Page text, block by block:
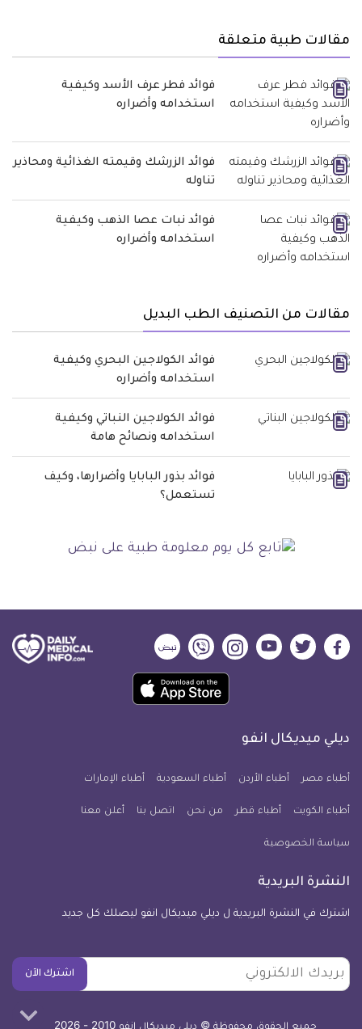
مقالات طبية متعلقة
فوائد فطر عرف الأسد وكيفية
استخدامه وأضراره
فوائد الزرشك وقيمته الغذائية ومحاذير
تناوله
فوائد نبات عصا الذهب وكيفية
استخدامه وأضراره
مقالات من التصنيف الطب البديل
فوائد الكولاجين البحري وكيفية
استخدامه وأضراره
فوائد الكولاجين النباتي وكيفية
استخدامه ونصائح هامة
فوائد بذور البابايا وأضرارها، وكيف
تستعمل؟
ديلي
فيسبوك
ديلي
تويتر
ديلي
ميديكال
يوتيوب
ديلي
ميديكال
انفو
ديلي
ميديكال
انفو
ديلي
ميديكال
انفو
حمل
تطبيق
معلومة
للآيفون
ديلي ميديكال انفو
أطباء مصر أطباء الأردن أطباء السعودية أطباء الإمارات
أطباء الكويت أطباء قطر من نحن اتصل بنا أعلن معنا
سياسة الخصوصية
النشرة البريدية
اشترك في النشرة البريدية ل ديلي ميديكال انفو ليصلك كل جديد
بريدك
الالكتروني
اشترك الآن